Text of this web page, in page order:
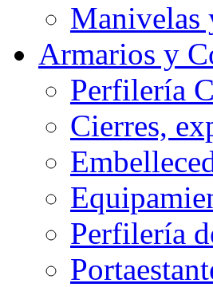
Manivelas
Armarios y
Perfilería
Cierres,
Perfilería